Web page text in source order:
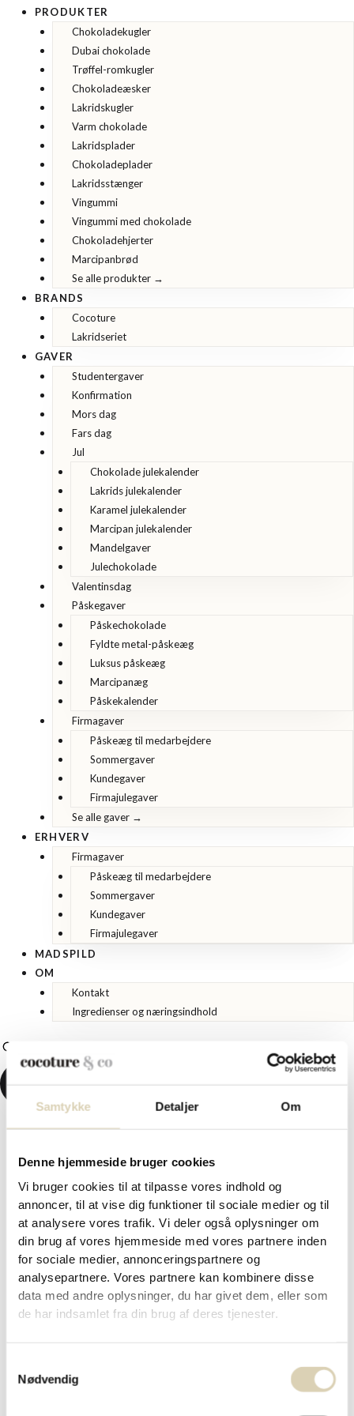
Samtykke Detaljer Om
Denne hjemmeside bruger cookies
Vi bruger cookies til at tilpasse vores indhold og
annoncer, til at vise dig funktioner til sociale medier og til
at analysere vores trafik. Vi deler også oplysninger om
din brug af vores hjemmeside med vores partnere inden
for sociale medier, annonceringspartnere og
analysepartnere. Vores partnere kan kombinere disse
data med andre oplysninger, du har givet dem, eller som
de har indsamlet fra din brug af deres tjenester.
Nødvendig
PRODUKTER
Chokoladekugler
Dubai chokolade
Trøffel-romkugler
Chokoladeæsker
Lakridskugler
Varm chokolade
Lakridsplader
Chokoladeplader
Lakridsstænger
Vingummi
Vingummi med chokolade
Chokoladehjerter
Marcipanbrød
Se alle produkter →
BRANDS
Cocoture
Lakridseriet
GAVER
Studentergaver
Konfirmation
Mors dag
Fars dag
Jul
Chokolade julekalender
Lakrids julekalender
Karamel julekalender
Marcipan julekalender
Mandelgaver
Julechokolade
Valentinsdag
Påskegaver
Påskechokolade
Fyldte metal-påskeæg
Luksus påskeæg
Marcipanæg
Påskekalender
Firmagaver
Påskeæg til medarbejdere
Sommergaver
Kundegaver
Firmajulegaver
Se alle gaver →
ERHVERV
Firmagaver
Påskeæg til medarbejdere
Sommergaver
Kundegaver
Firmajulegaver
MADSPILD
OM
Kontakt
Ingredienser og næringsindhold
KR.0,000 KURV
Forside /Påskechokolade og påskegaver 2026
marcipanblomster og påskeskum i sort Cocoture hatteæske –
400g
Marcipanæg, marcipanblomster
og påskeskum i sort Cocoture
hatteæske – 400g